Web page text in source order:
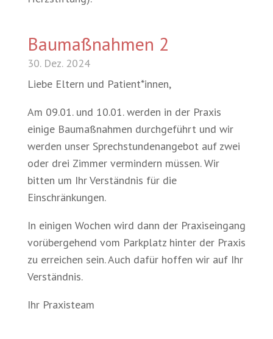
Baumaßnahmen 2
30. Dez. 2024
Liebe Eltern und Patient*innen,
Am 09.01. und 10.01. werden in der Praxis
einige Baumaßnahmen durchgeführt und wir
werden unser Sprechstundenangebot auf zwei
oder drei Zimmer vermindern müssen. Wir
bitten um Ihr Verständnis für die
Einschränkungen.
In einigen Wochen wird dann der Praxiseingang
vorübergehend vom Parkplatz hinter der Praxis
zu erreichen sein. Auch dafür hoffen wir auf Ihr
Verständnis.
Ihr Praxisteam